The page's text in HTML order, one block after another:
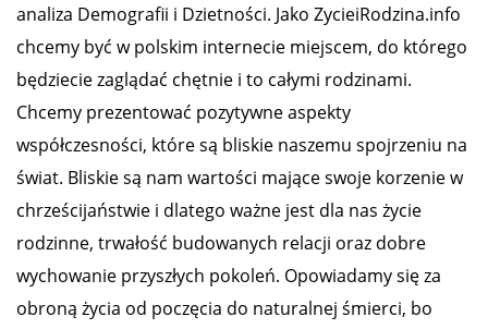
analiza Demografii i Dzietności. Jako ZycieiRodzina.info
chcemy być w polskim internecie miejscem, do którego
będziecie zaglądać chętnie i to całymi rodzinami.
Chcemy prezentować pozytywne aspekty
współczesności, które są bliskie naszemu spojrzeniu na
świat. Bliskie są nam wartości mające swoje korzenie w
chrześcijaństwie i dlatego ważne jest dla nas życie
rodzinne, trwałość budowanych relacji oraz dobre
wychowanie przyszłych pokoleń. Opowiadamy się za
obroną życia od poczęcia do naturalnej śmierci, bo